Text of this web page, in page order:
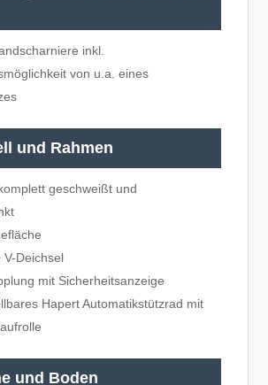
inkl.
von u.a. eines
und Rahmen
geschweißt und
Deichsel
mit Sicherheitsanzeige
Hapert Automatikstützrad mit
und Boden